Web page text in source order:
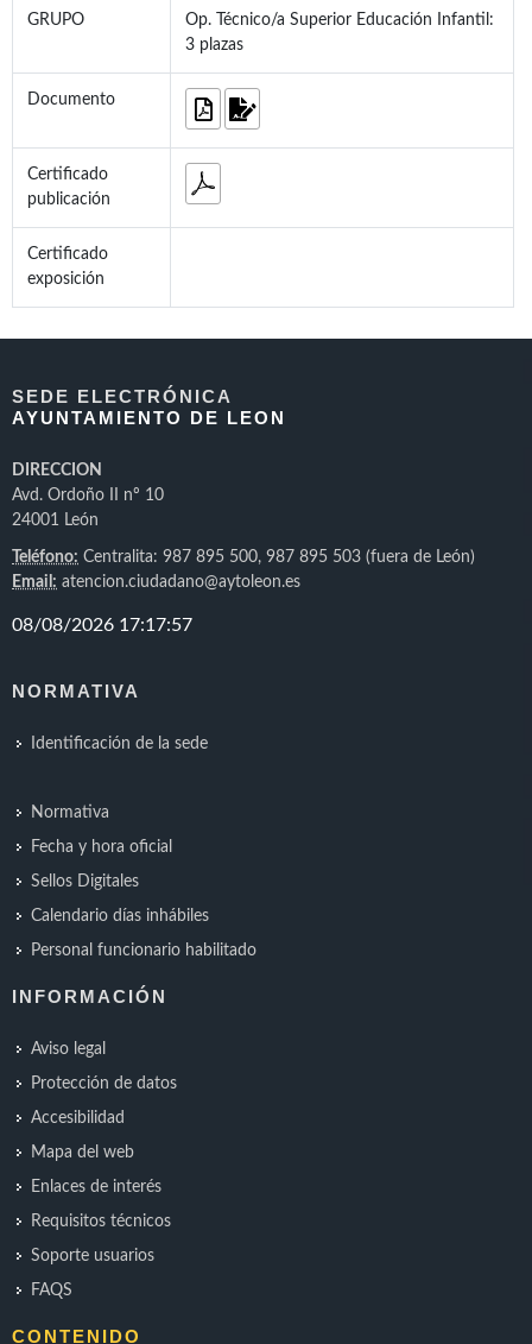
GRUPO
Op. Técnico/a Superior Educación Infantil:
3 plazas
Documento
Certificado
publicación
Certificado
exposición
SEDE ELECTRÓNICA
AYUNTAMIENTO DE LEON
DIRECCION
Avd. Ordoño II nº 10
24001 León
Teléfono: Centralita: 987 895 500, 987 895 503 (fuera de León)
Email: atencion.ciudadano@aytoleon.es
NORMATIVA
Identificación de la sede
Normativa
Fecha y hora oficial
Sellos Digitales
Calendario días inhábiles
Personal funcionario habilitado
INFORMACIÓN
Aviso legal
Protección de datos
Accesibilidad
Mapa del web
Enlaces de interés
Requisitos técnicos
Soporte usuarios
FAQS
CONTENIDO